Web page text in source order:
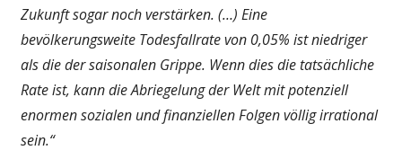
Zukunft sogar noch verstärken. (…) Eine
bevölkerungsweite Todesfallrate von 0,05% ist niedriger
als die der saisonalen Grippe. Wenn dies die tatsächliche
Rate ist, kann die Abriegelung der Welt mit potenziell
enormen sozialen und finanziellen Folgen völlig irrational
sein.“